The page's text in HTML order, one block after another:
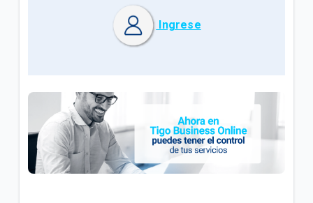
Ingrese